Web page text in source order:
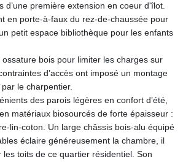
d’une première extension en coeur d'îlot.
en porte-à-faux du rez-de-chaussée pour
petit espace bibliothèque pour les enfants
bois pour limiter les charges sur
d’accès ont imposé un montage
le charpentier.
des parois légères en confort d’été,
matériaux biosourcés de forte épaisseur :
lin-coton. Un large châssis bois-alu équipé
éclaire généreusement la chambre, il
toits de ce quartier résidentiel. Son